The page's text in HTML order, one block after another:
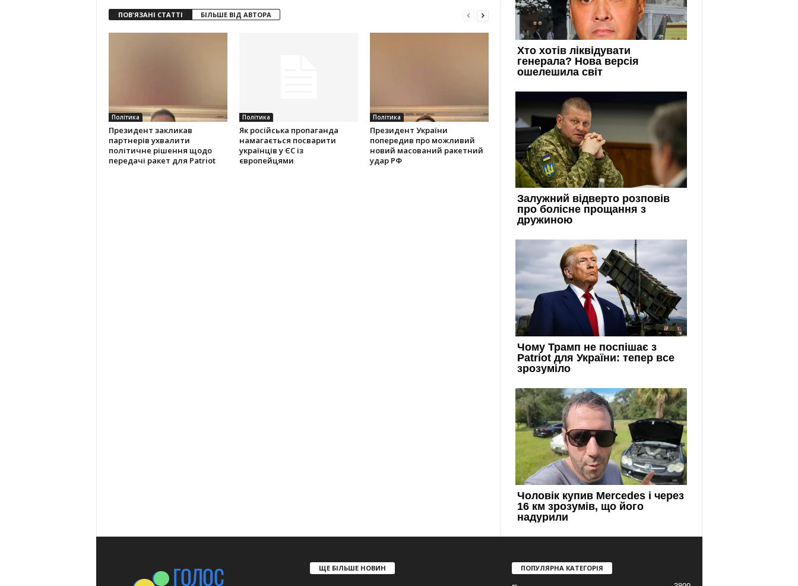
ПОВ'ЯЗАНІ СТАТТІ БІЛЬШЕ ВІД АВТОРА
Політика
Президент закликав
партнерів ухвалити
політичне рішення щодо
передачі ракет для Patriot
Політика
Як російська пропаганда
намагається посварити
українців у ЄС із
європейцями
Політика
Президент України
попередив про можливий
новий масований ракетний
удар РФ
ЩЕ БІЛЬШЕ НОВИН ПОПУЛЯРНА КАТЕГОРІЯ